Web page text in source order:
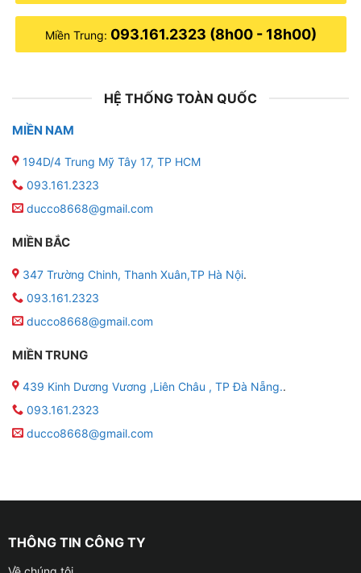
Miền Trung: 093.161.2323 (8h00 - 18h00)
HỆ THỐNG TOÀN QUỐC
MIỀN NAM
194D/4 Trung Mỹ Tây 17, TP HCM
093.161.2323
ducco8668@gmail.com
MIỀN BẮC
347 Trường Chinh, Thanh Xuân,TP Hà Nội.
093.161.2323
ducco8668@gmail.com
MIỀN TRUNG
439 Kinh Dương Vương ,Liên Châu , TP Đà Nẵng..
093.161.2323
ducco8668@gmail.com
THÔNG TIN CÔNG TY